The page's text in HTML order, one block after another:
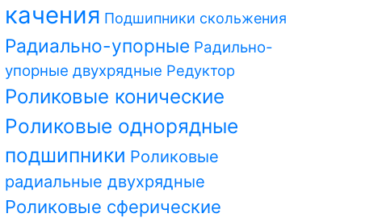
качения Подшипники скольжения
Радиально-упорные Радильно-
упорные двухрядные Редуктор
Роликовые конические
Роликовые однорядные
подшипники Роликовые
радиальные двухрядные
Роликовые сферические